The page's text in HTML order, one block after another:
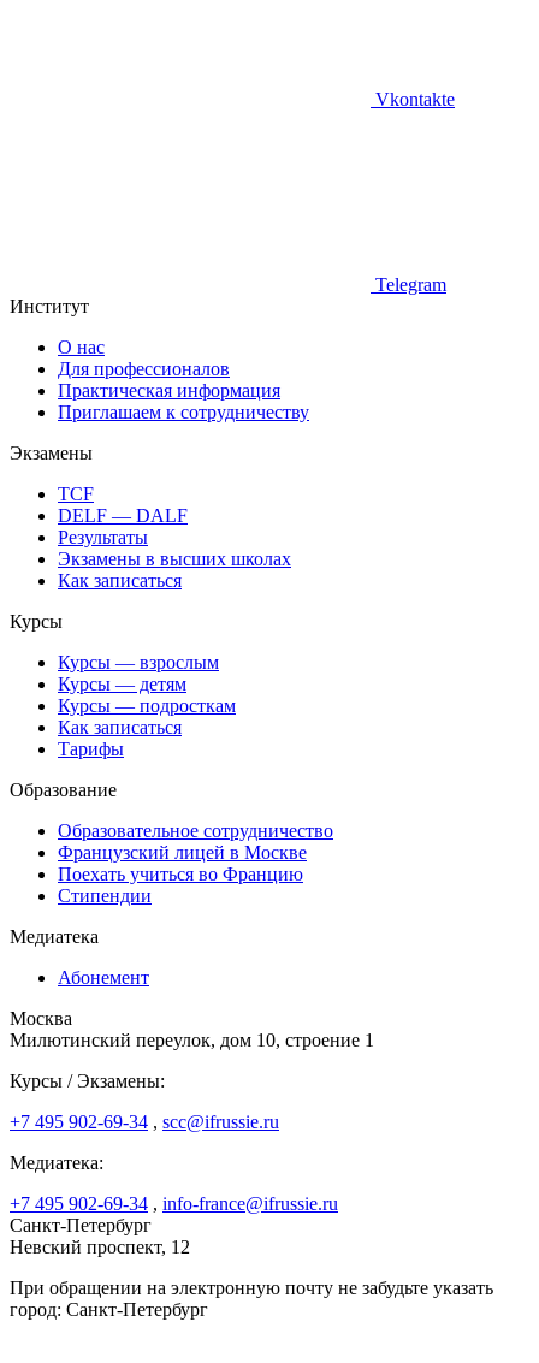
Vkontakte
Telegram
Институт
О нас
Для профессионалов
Практическая информация
Приглашаем к сотрудничеству
Экзамены
TCF
DELF — DALF
Результаты
Экзамены в высших школах
Как записаться
Курсы
Курсы — взрослым
Курсы — детям
Курсы — подросткам
Как записаться
Тарифы
Образование
Образовательное сотрудничество
Французский лицей в Москве
Поехать учиться во Францию
Стипендии
Медиатека
Абонемент
Москва
Милютинский переулок, дом 10, строение 1
Курсы / Экзамены:
+7 495 902-69-34 , scc@ifrussie.ru
Медиатека:
+7 495 902-69-34 , info-france@ifrussie.ru
Санкт-Петербург
Невский проспект, 12
При обращении на электронную почту не забудьте указать
город: Санкт-Петербург